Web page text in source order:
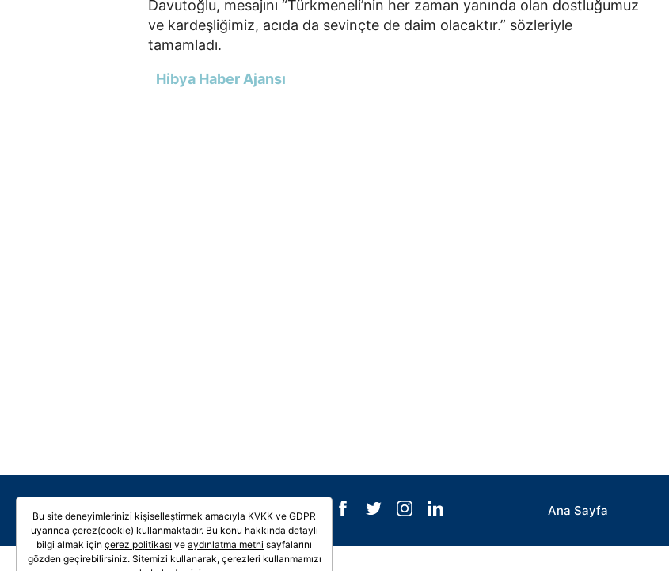
Davutoğlu, mesajını “Türkmeneli’nin her zaman yanında olan dostluğumuz
ve kardeşliğimiz, acıda da sevinçte de daim olacaktır.” sözleriyle
tamamladı.
Hibya Haber Ajansı
Galeri Video Ana Sayfa
Bu site deneyimlerinizi kişiselleştirmek amacıyla KVKK ve GDPR
uyarınca çerez(cookie) kullanmaktadır. Bu konu hakkında detaylı
bilgi almak için çerez politikası ve aydınlatma metni sayfalarını
gözden geçirebilirsiniz. Sitemizi kullanarak, çerezleri kullanmamızı